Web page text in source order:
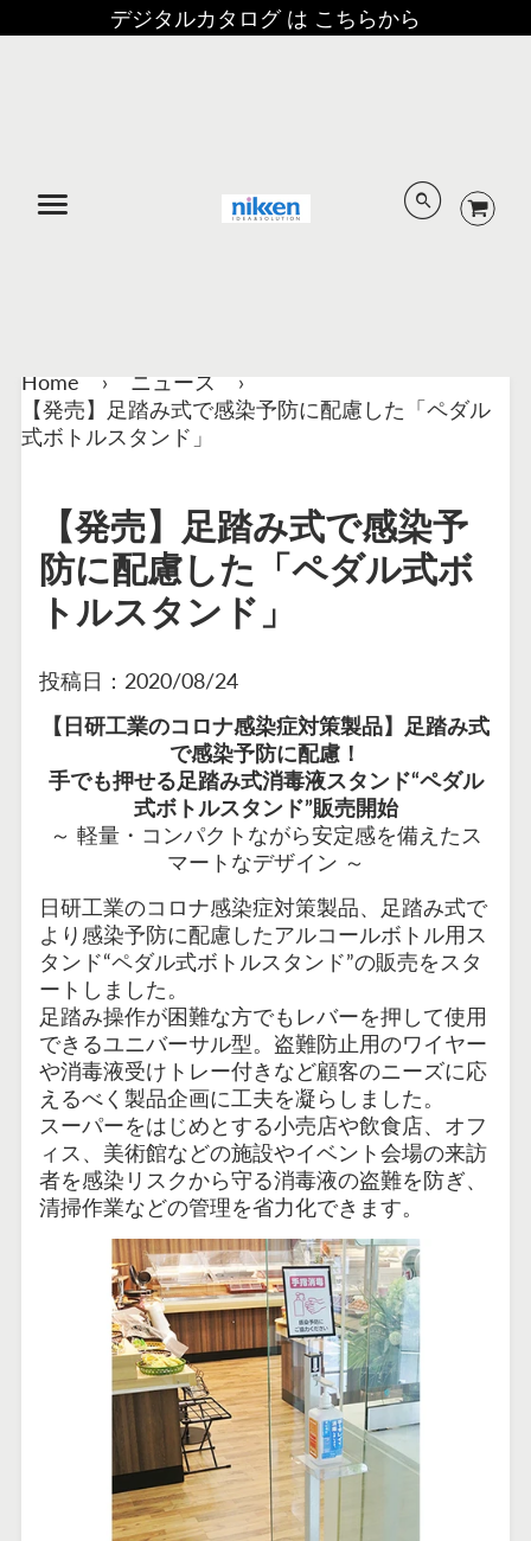
デジタルカタログ は こちらから
Home › ニュース
›
【発売】足踏み式で感染予防に配慮した「ペダル
式ボトルスタンド」
【発売】足踏み式で感染予
防に配慮した「ペダル式ボ
トルスタンド」
投稿日： 2020/08/24
【日研工業のコロナ感染症対策製品】足踏み式
で感染予防に配慮！
手でも押せる足踏み式消毒液スタンド“ペダル
式ボトルスタンド”販売開始
～ 軽量・コンパクトながら安定感を備えたス
マートなデザイン ～
日研工業のコロナ感染症対策製品、足踏み式で
より感染予防に配慮したアルコールボトル用ス
タンド“ペダル式ボトルスタンド”の販売をスタ
ートしました。
足踏み操作が困難な方でもレバーを押して使用
できるユニバーサル型。盗難防止用のワイヤー
や消毒液受けトレー付きなど顧客のニーズに応
えるべく製品企画に工夫を凝らしました。
スーパーをはじめとする小売店や飲食店、オフ
ィス、美術館などの施設やイベント会場の来訪
者を感染リスクから守る消毒液の盗難を防ぎ、
清掃作業などの管理を省力化できます。